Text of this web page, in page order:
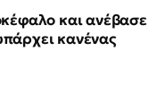
και ανέβασε
κανένας